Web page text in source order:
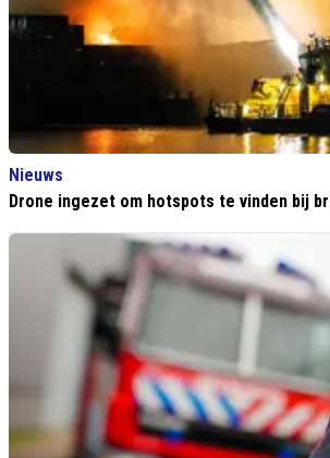
Nieuws
Drone ingezet om hotspots te vinden bij